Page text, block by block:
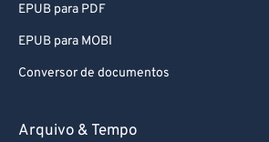
EPUB para PDF
EPUB para MOBI
Conversor de documentos
Arquivo & Tempo